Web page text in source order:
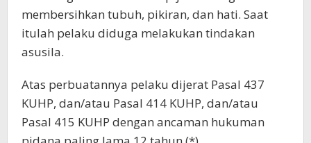
membersihkan tubuh, pikiran, dan hati. Saat
itulah pelaku diduga melakukan tindakan
asusila.
Atas perbuatannya pelaku dijerat Pasal 437
KUHP, dan/atau Pasal 414 KUHP, dan/atau
Pasal 415 KUHP dengan ancaman hukuman